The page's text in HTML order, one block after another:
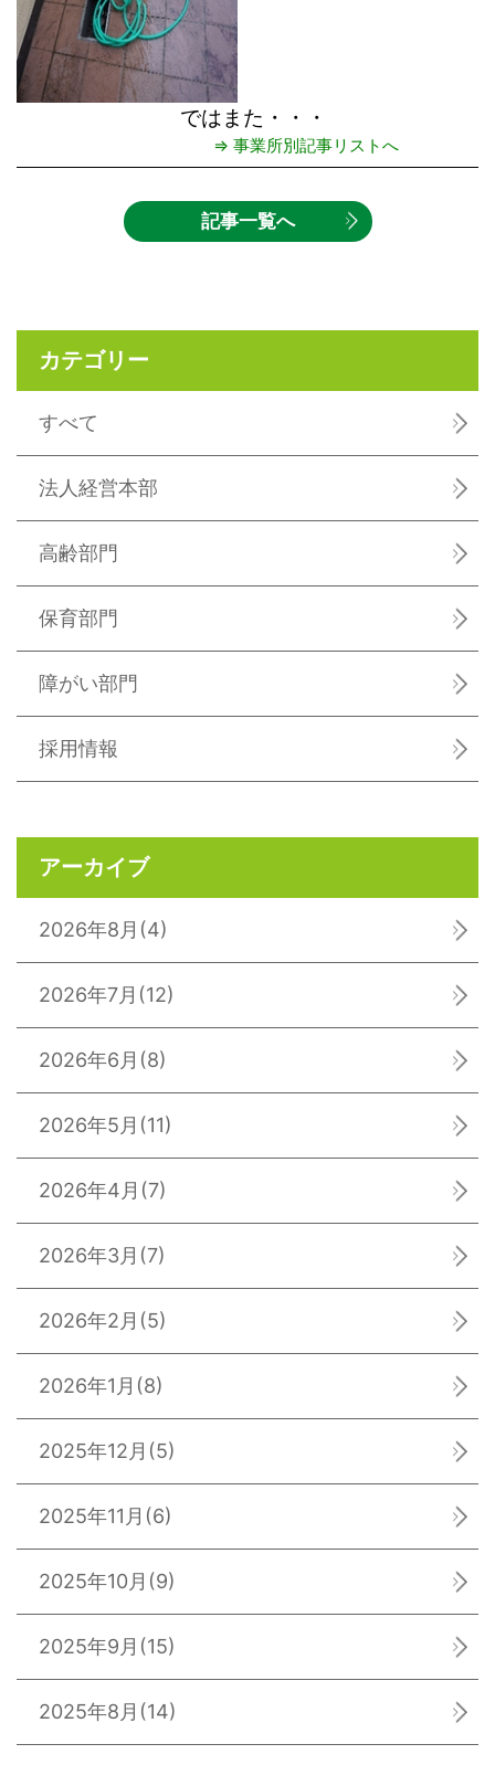
ではまた・・・
⇒ 事業所別記事リストへ
記事一覧へ
カテゴリー
すべて
法人経営本部
高齢部門
保育部門
障がい部門
採用情報
アーカイブ
2026年8月 (4)
2026年7月 (12)
2026年6月 (8)
2026年5月 (11)
2026年4月 (7)
2026年3月 (7)
2026年2月 (5)
2026年1月 (8)
2025年12月 (5)
2025年11月 (6)
2025年10月 (9)
2025年9月 (15)
2025年8月 (14)